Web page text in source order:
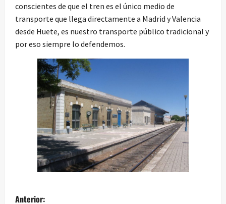
conscientes de que el tren es el único medio de
transporte que llega directamente a Madrid y Valencia
desde Huete, es nuestro transporte público tradicional y
por eso siempre lo defendemos.
N
Anterior: